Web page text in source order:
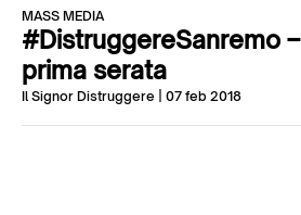
MASS MEDIA
#DistruggereSanremo –
prima serata
Il Signor Distruggere | 07 feb 2018